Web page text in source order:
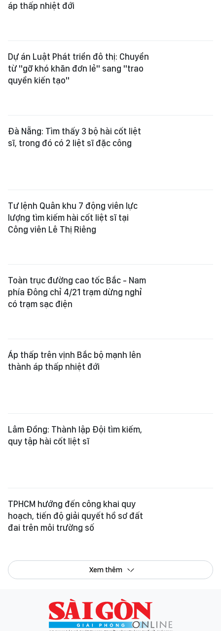
áp thấp nhiệt đới
Dự án Luật Phát triển đô thị: Chuyển
từ "gỡ khó khăn đơn lẻ" sang "trao
quyền kiến tạo"
Đà Nẵng: Tìm thấy 3 bộ hài cốt liệt
sĩ, trong đó có 2 liệt sĩ đặc công
Tư lệnh Quân khu 7 động viên lực
lượng tìm kiếm hài cốt liệt sĩ tại
Công viên Lê Thị Riêng
Toàn trục đường cao tốc Bắc - Nam
phía Đông chỉ 4/21 trạm dừng nghỉ
có trạm sạc điện
Áp thấp trên vịnh Bắc bộ mạnh lên
thành áp thấp nhiệt đới
Lâm Đồng: Thành lập Đội tìm kiếm,
quy tập hài cốt liệt sĩ
TPHCM hướng đến công khai quy
hoạch, tiến độ giải quyết hồ sơ đất
đai trên môi trường số
Xem thêm